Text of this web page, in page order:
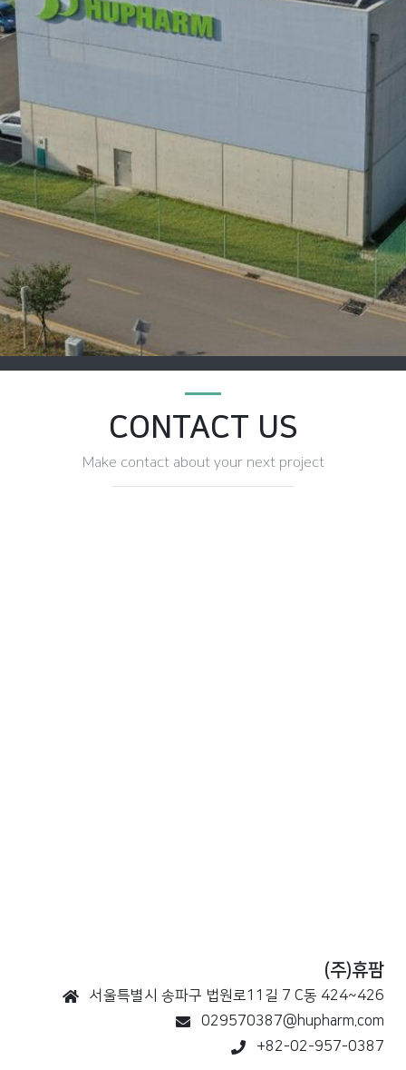
CONTACT US
Make contact about your next project
(주)휴팜
서울특별시 송파구 법원로11길 7 C동 424~426
029570387@hupharm.com
+82-02-957-0387